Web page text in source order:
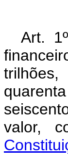
Art.
valor,